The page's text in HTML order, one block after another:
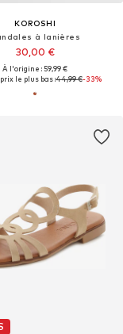
KOROSHI
à lanières
30,00 €
À l'origine : 59,99 €
le plus bas :44,99 €-33%